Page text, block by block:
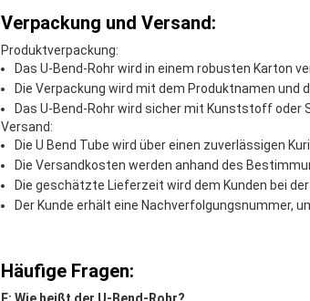
Verpackung und Versand:
Produktverpackung:
Das U-Bend-Rohr wird in einem robusten Karton
Die Verpackung wird mit dem Produktnamen und
Das U-Bend-Rohr wird sicher mit Kunststoff oder
Versand:
Die U Bend Tube wird über einen zuverlässigen
Die Versandkosten werden anhand des
Die geschätzte Lieferzeit wird dem Kunden bei
Der Kunde erhält eine Nachverfolgungsnummer,
Häufige Fragen: